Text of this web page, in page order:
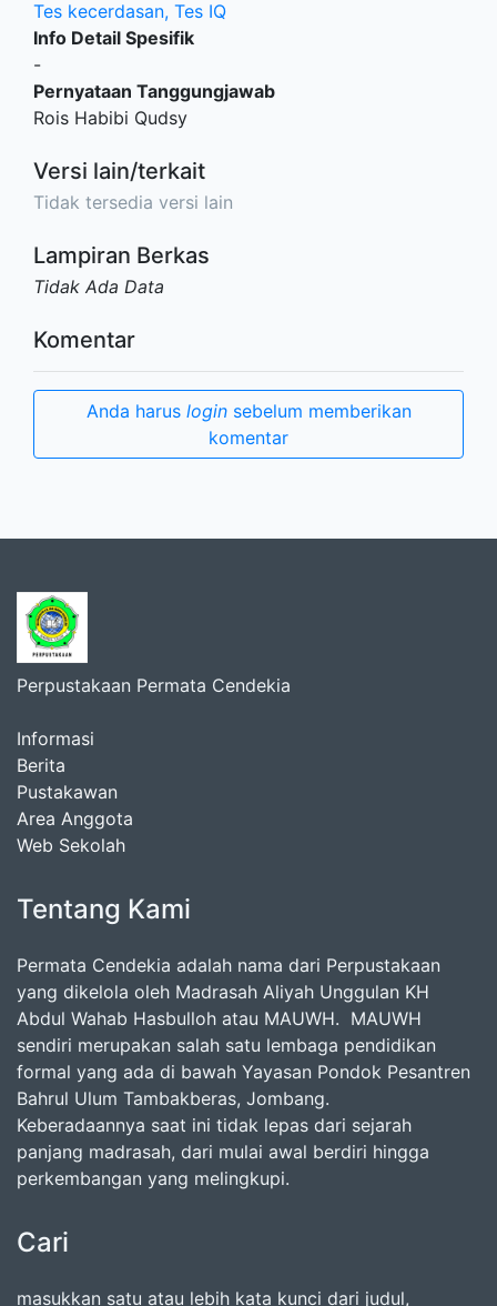
Tes kecerdasan, Tes IQ
Info Detail Spesifik
-
Pernyataan Tanggungjawab
Rois Habibi Qudsy
Versi lain/terkait
Tidak tersedia versi lain
Lampiran Berkas
Tidak Ada Data
Komentar
Anda harus loginsebelum memberikan
komentar
Perpustakaan Permata Cendekia
Informasi
Berita
Pustakawan
Area Anggota
Web Sekolah
Tentang Kami
Permata Cendekia adalah nama dari Perpustakaan
yang dikelola oleh Madrasah Aliyah Unggulan KH
Abdul Wahab Hasbulloh atau MAUWH. MAUWH
sendiri merupakan salah satu lembaga pendidikan
formal yang ada di bawah Yayasan Pondok Pesantren
Bahrul Ulum Tambakberas, Jombang.
Keberadaannya saat ini tidak lepas dari sejarah
panjang madrasah, dari mulai awal berdiri hingga
perkembangan yang melingkupi.
Cari
masukkan satu atau lebih kata kunci dari judul,